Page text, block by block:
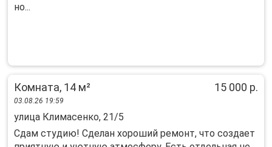
но...
Комната, 14 м² 15 000 р.
03.08.26 19:59
улица Климасенко, 21/5
Сдам студию! Сделан хороший ремонт, что создает